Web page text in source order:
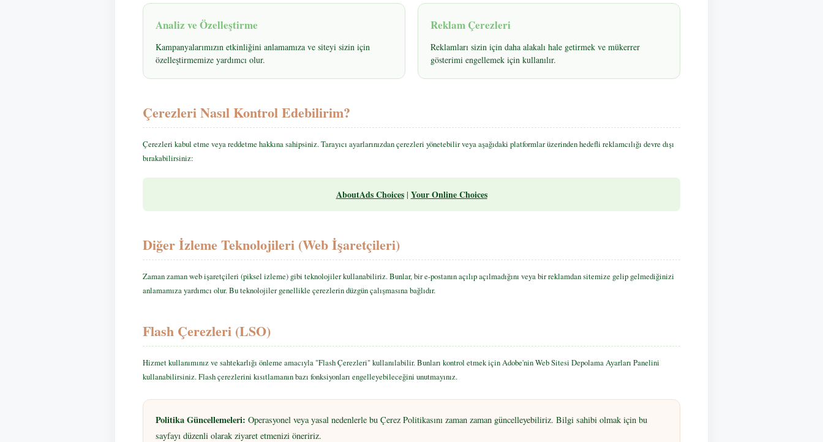
Analiz ve Özelleştirme
Kampanyalarımızın etkinliğini anlamamıza ve siteyi sizin için
özelleştirmemize yardımcı olur.
Reklam Çerezleri
Reklamları sizin için daha alakalı hale getirmek ve mükerrer
gösterimi engellemek için kullanılır.
Çerezleri Nasıl Kontrol Edebilirim?
Çerezleri kabul etme veya reddetme hakkına sahipsiniz. Tarayıcı ayarlarınızdan çerezleri yönetebilir veya aşağıdaki platformlar üzerinden hedefli reklamcılığı devre dışı
bırakabilirsiniz:
AboutAds Choices| Your Online Choices
Diğer İzleme Teknolojileri (Web İşaretçileri)
Zaman zaman web işaretçileri (piksel izleme) gibi teknolojiler kullanabiliriz. Bunlar, bir e-postanın açılıp açılmadığını veya bir reklamdan sitemize gelip gelmediğinizi
anlamamıza yardımcı olur. Bu teknolojiler genellikle çerezlerin düzgün çalışmasına bağlıdır.
Flash Çerezleri (LSO)
Hizmet kullanımınız ve sahtekarlığı önleme amacıyla "Flash Çerezleri" kullanılabilir. Bunları kontrol etmek için Adobe'nin Web Sitesi Depolama Ayarları Panelini
kullanabilirsiniz. Flash çerezlerini kısıtlamanın bazı fonksiyonları engelleyebileceğini unutmayınız.
Politika Güncellemeleri: Operasyonel veya yasal nedenlerle bu Çerez Politikasını zaman zaman güncelleyebiliriz. Bilgi sahibi olmak için bu
sayfayı düzenli olarak ziyaret etmenizi öneririz.